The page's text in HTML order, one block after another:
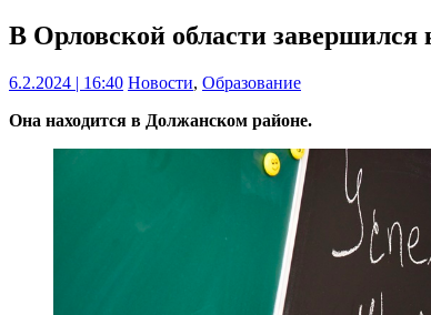
В Орловской области
6.2.2024 | 16:40 Новости, Образование
Она находится в Должанском районе.